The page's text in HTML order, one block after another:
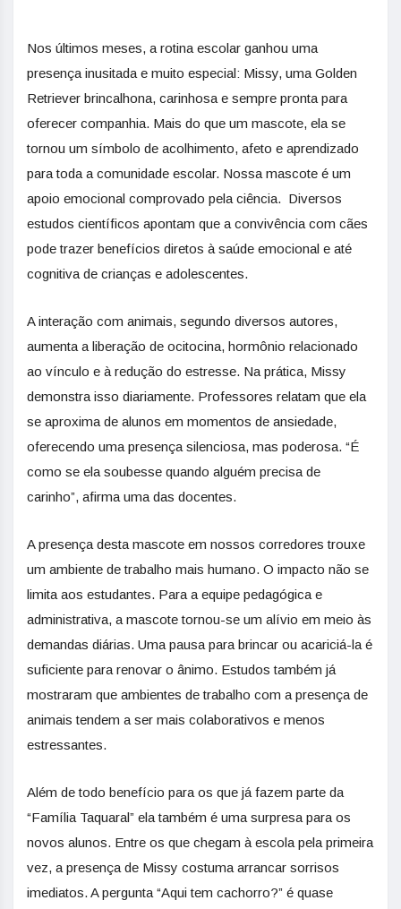
Nos últimos meses, a rotina escolar ganhou uma
presença inusitada e muito especial: Missy, uma Golden
Retriever brincalhona, carinhosa e sempre pronta para
oferecer companhia. Mais do que um mascote, ela se
tornou um símbolo de acolhimento, afeto e aprendizado
para toda a comunidade escolar. Nossa mascote é um
apoio emocional comprovado pela ciência. Diversos
estudos científicos apontam que a convivência com cães
pode trazer benefícios diretos à saúde emocional e até
cognitiva de crianças e adolescentes.
A interação com animais, segundo diversos autores,
aumenta a liberação de ocitocina, hormônio relacionado
ao vínculo e à redução do estresse. Na prática, Missy
demonstra isso diariamente. Professores relatam que ela
se aproxima de alunos em momentos de ansiedade,
oferecendo uma presença silenciosa, mas poderosa. “É
como se ela soubesse quando alguém precisa de
carinho”, afirma uma das docentes.
A presença desta mascote em nossos corredores trouxe
um ambiente de trabalho mais humano. O impacto não se
limita aos estudantes. Para a equipe pedagógica e
administrativa, a mascote tornou-se um alívio em meio às
demandas diárias. Uma pausa para brincar ou acariciá-la é
suficiente para renovar o ânimo. Estudos também já
mostraram que ambientes de trabalho com a presença de
animais tendem a ser mais colaborativos e menos
estressantes.
Além de todo benefício para os que já fazem parte da
“Família Taquaral” ela também é uma surpresa para os
novos alunos. Entre os que chegam à escola pela primeira
vez, a presença de Missy costuma arrancar sorrisos
imediatos. A pergunta “Aqui tem cachorro?” é quase